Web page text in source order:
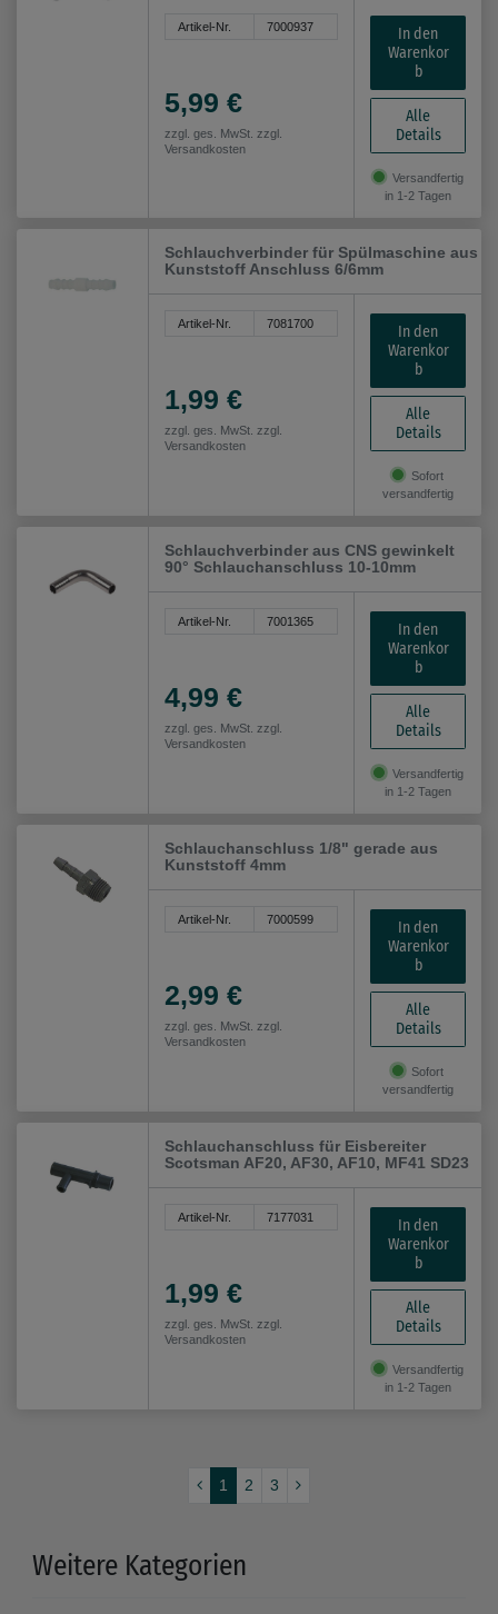
Artikel-Nr. 7000937
5,99 €
zzgl. ges. MwSt. zzgl.
Versandkosten
In den
Warenkor
b
Alle
Details
Versandfertig
in 1-2 Tagen
Schlauchverbinder für Spülmaschine aus
Kunststoff Anschluss 6/6mm
Artikel-Nr. 7081700
1,99 €
zzgl. ges. MwSt. zzgl.
Versandkosten
In den
Warenkor
b
Alle
Details
Sofort
versandfertig
Schlauchverbinder aus CNS gewinkelt
90° Schlauchanschluss 10-10mm
Artikel-Nr. 7001365
4,99 €
zzgl. ges. MwSt. zzgl.
Versandkosten
In den
Warenkor
b
Alle
Details
Versandfertig
in 1-2 Tagen
Schlauchanschluss 1/8" gerade aus
Kunststoff 4mm
Artikel-Nr. 7000599
2,99 €
zzgl. ges. MwSt. zzgl.
Versandkosten
In den
Warenkor
b
Alle
Details
Sofort
versandfertig
Schlauchanschluss für Eisbereiter
Scotsman AF20, AF30, AF10, MF41 SD23
Artikel-Nr. 7177031
1,99 €
zzgl. ges. MwSt. zzgl.
Versandkosten
In den
Warenkor
b
Alle
Details
Versandfertig
in 1-2 Tagen
1 2 3
Weitere Kategorien